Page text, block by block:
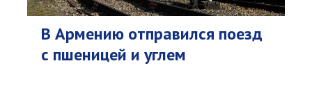
В Армению отправился поезд
с пшеницей и углем